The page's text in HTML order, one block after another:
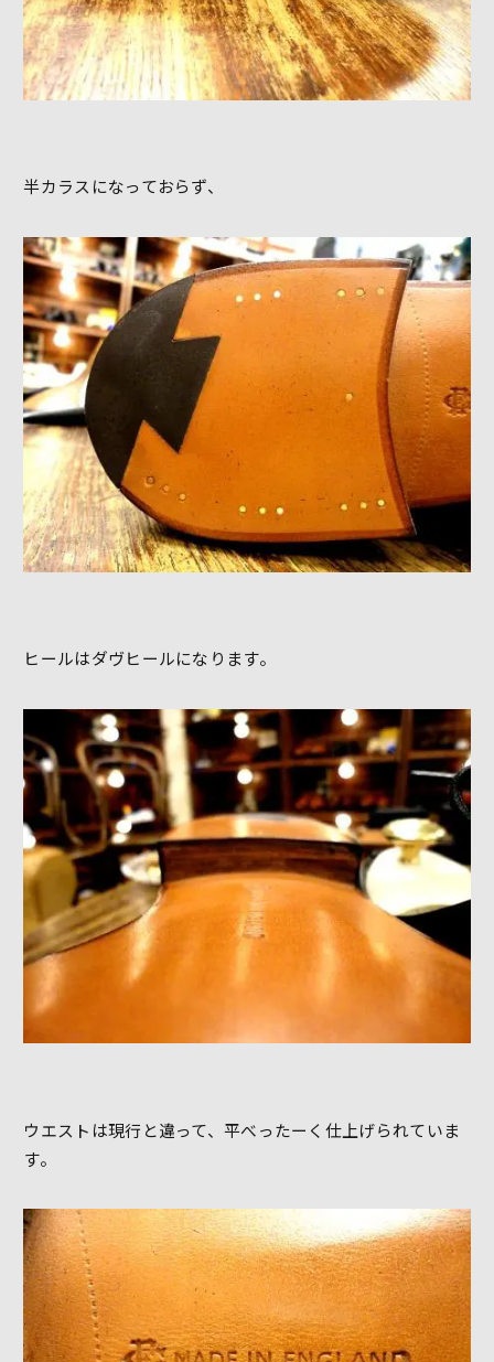
半カラスになっておらず、
ヒールはダヴヒールになります。
ウエストは現行と違って、平べったーく仕上げられていま
す。